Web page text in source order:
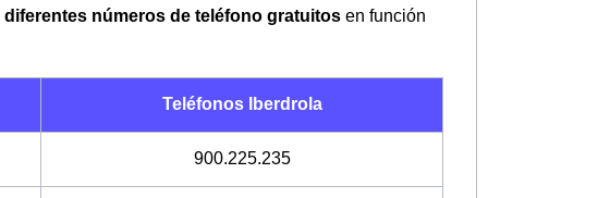
diferentes números de teléfono gratuitos en función
Teléfonos Iberdrola
900.225.235